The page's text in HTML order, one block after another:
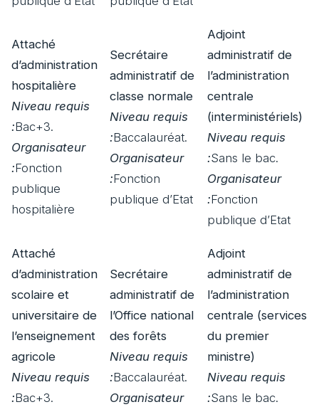
Attaché
d’administration
hospitalière
Niveau requis
:Bac+3.
Organisateur
:Fonction
publique
hospitalière
Secrétaire
administratif de
classe normale
Niveau requis
:Baccalauréat.
Organisateur
:Fonction
publique d’Etat
Adjoint
administratif de
l’administration
centrale
(interministériels)
Niveau requis
:Sans le bac.
Organisateur
:Fonction
publique d’Etat
Attaché
d’administration
scolaire et
universitaire de
l’enseignement
agricole
Niveau requis
:Bac+3.
Secrétaire
administratif de
l’Office national
des forêts
Niveau requis
:Baccalauréat.
Organisateur
Adjoint
administratif de
l’administration
centrale (services
du premier
ministre)
Niveau requis
:Sans le bac.